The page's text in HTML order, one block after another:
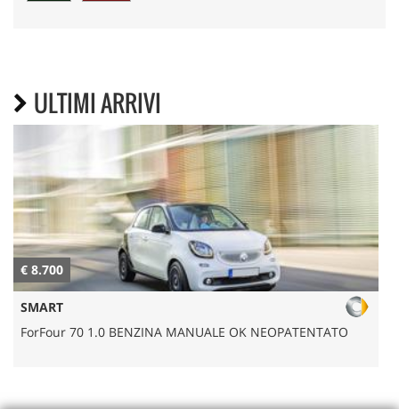
ULTIMI ARRIVI
€ 8.700
SMART
ForFour 70 1.0 BENZINA MANUALE OK NEOPATENTATO